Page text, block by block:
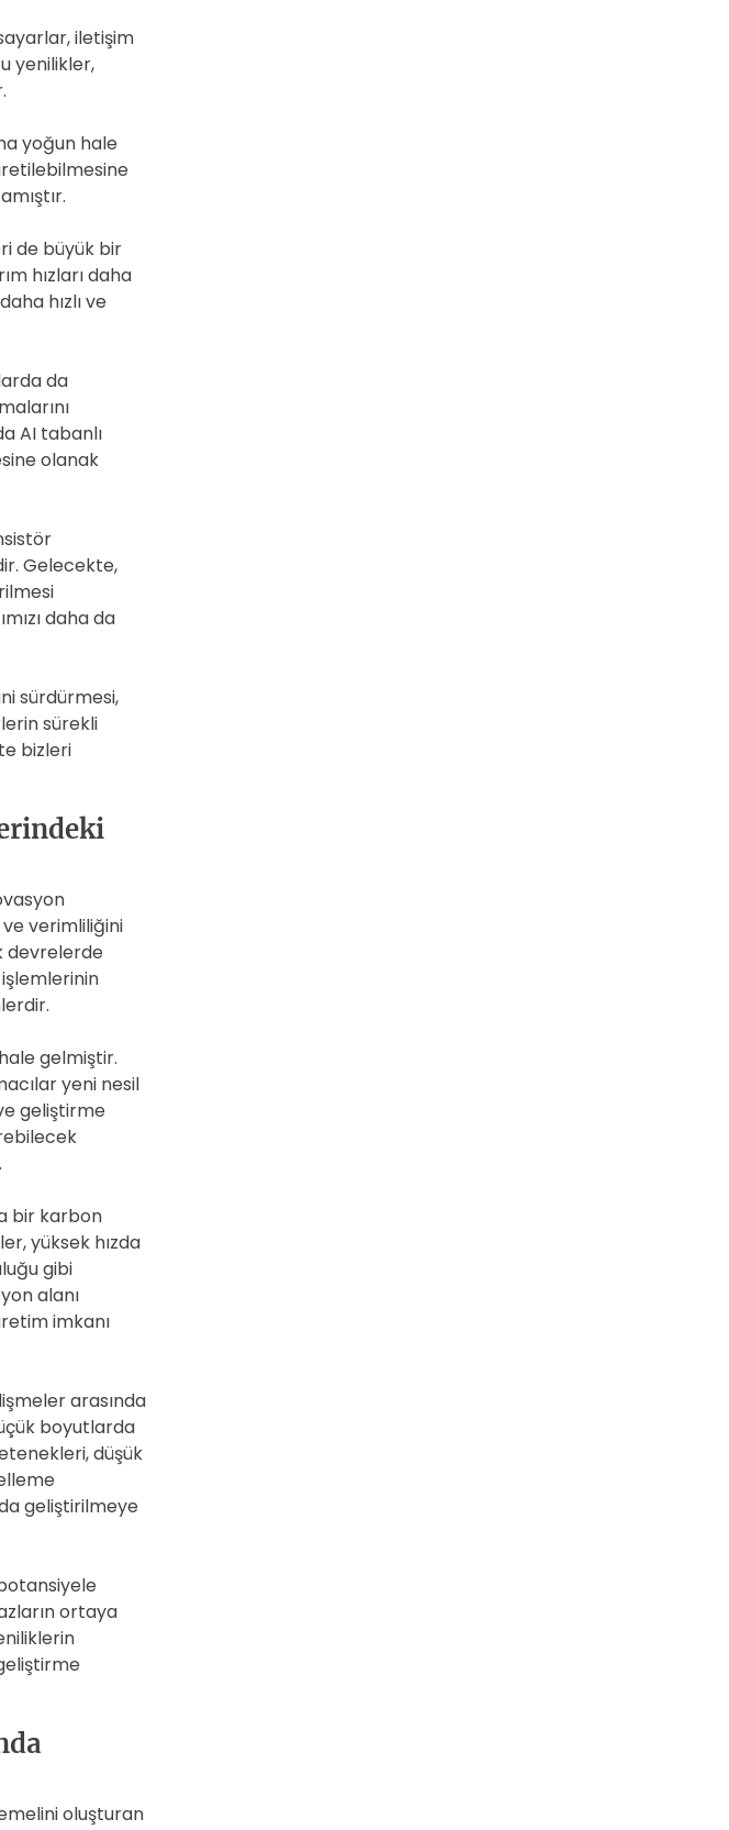
iletişim
yenilikler,
yoğun hale
de büyük bir
hızları daha
hızlı ve
da
AI tabanlı
olanak
Gelecekte,
daha da
sürdürmesi,
sürekli
bizleri
verimliliğini
devrelerde
gelmiştir.
yeni nesil
geliştirme
bir karbon
yüksek hızda
gibi
alanı
imkanı
arasında
boyutlarda
düşük
geliştirilmeye
ortaya
oluşturan